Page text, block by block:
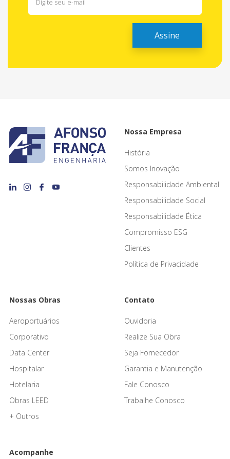
Nossa Empresa
História
Somos Inovação
Responsabilidade Ambiental
Responsabilidade Social
Responsabilidade Ética
Compromisso ESG
Clientes
Política de Privacidade
Nossas Obras
Aeroportuários
Corporativo
Data Center
Hospitalar
Hotelaria
Obras LEED
+ Outros
Contato
Ouvidoria
Realize Sua Obra
Seja Fornecedor
Garantia e Manutenção
Fale Conosco
Trabalhe Conosco
Acompanhe